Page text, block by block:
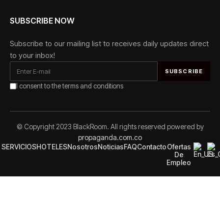
SUBSCRIBE NOW
Subscribe to our mailing list to receives daily updates direct
to your inbox!
I consent to the terms and conditions
© Copyright 2023 BlackRoom. All rights reserved powered by
propaganda.com.co
SERVICIOSHOTELESNosotrosNoticiasFAQContactoOfertas
De
Empleo